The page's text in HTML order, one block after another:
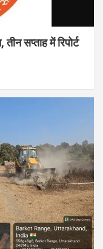
सप्ताह में रिपोर्ट